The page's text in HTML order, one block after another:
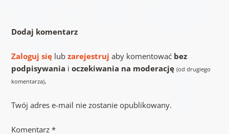
Dodaj komentarz
Zaloguj sięlub zarejestruj aby komentować bez
podpisywania i oczekiwania na moderację (od drugiego
komentarza).
Twój adres e-mail nie zostanie opublikowany.
Komentarz *